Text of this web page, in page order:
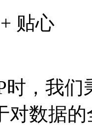
贴心
时，我
对数据